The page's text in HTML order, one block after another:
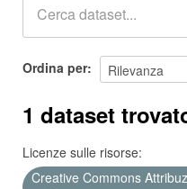
Ordina per
1 dataset
Licenze sulle risorse:
Creative Commons